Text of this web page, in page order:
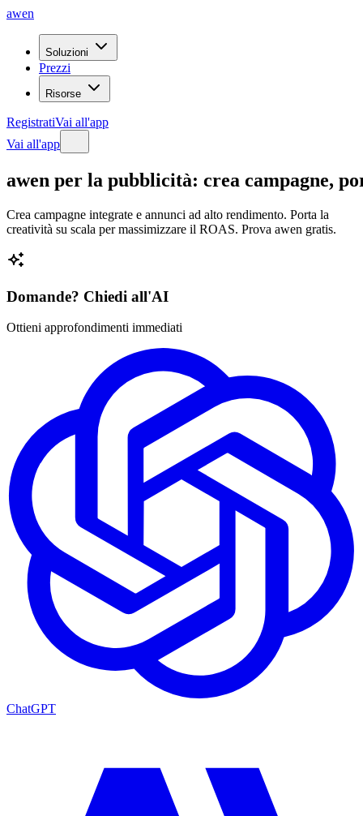
awen
Soluzioni
Prezzi
Risorse
RegistratiVai all'app
Vai all'app
awen per la pubblicità: crea campagne,
Crea campagne integrate e annunci ad alto rendimento. Porta la
creatività su scala per massimizzare il ROAS. Prova awen gratis.
Domande? Chiedi all'AI
Ottieni approfondimenti immediati
ChatGPT